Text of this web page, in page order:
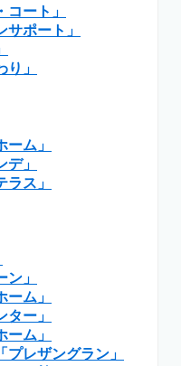
ート」
ポート」
」
ム」
」
ス」
」
ム」
ー」
ム」
レザングラン」